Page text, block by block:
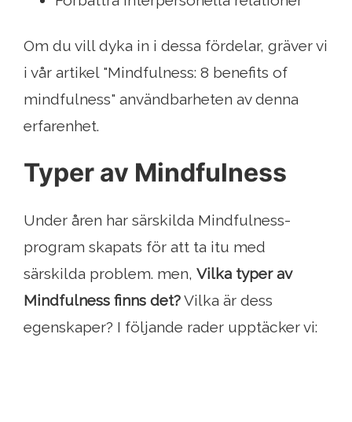
Om du vill dyka in i dessa fördelar, gräver vi
i vår artikel "Mindfulness: 8 benefits of
mindfulness" användbarheten av denna
erfarenhet.
Typer av Mindfulness
Under åren har särskilda Mindfulness-
program skapats för att ta itu med
särskilda problem. men, Vilka typer av
Mindfulness finns det?Vilka är dess
egenskaper? I följande rader upptäcker vi: